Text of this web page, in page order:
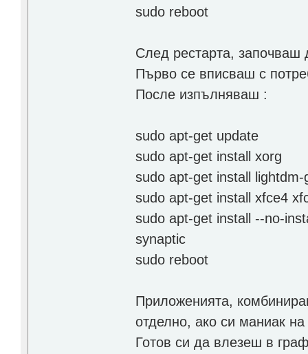
sudo reboot
След рестарта, започваш
Първо се вписваш с
После изпълняваш :
sudo apt-get update
sudo apt-get install xorg
sudo apt-get install
sudo apt-get install xfce4
sudo apt-get install --no-
synaptic
sudo reboot
Приложенията,
отделно, ако си маниак на
Готов си да влезеш в